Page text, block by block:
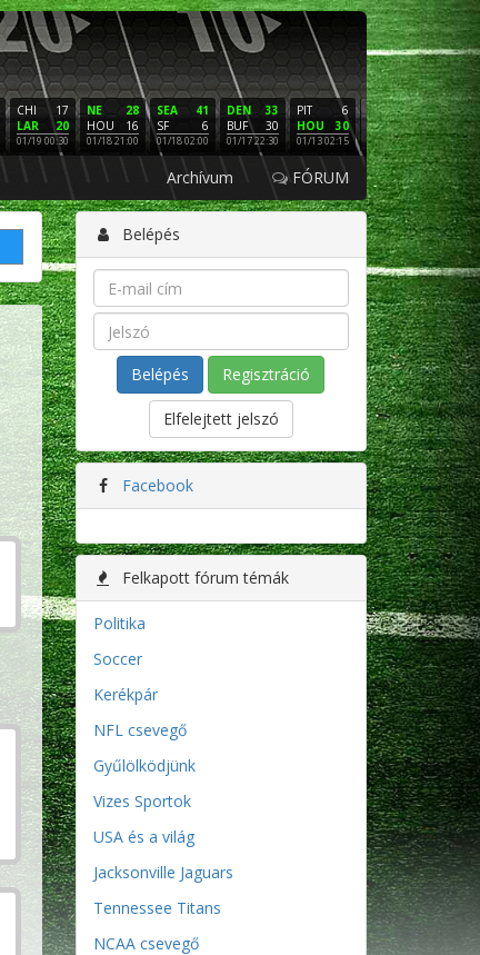
17
CHI
20
LAR
01/19 00:30
28
NE
16
HOU
01/18 21:00
41
SEA
6
SF
01/18 02:00
33
DEN
30
BUF
01/17 22:30
6
PIT
30
HOU
01/13 02:15
16
NE
3
LAC
01/12 02:00
PHI
SF
01/11
Archívum FÓRUM
Belépés
Regisztráció
Elfelejtett jelszó
Facebook
Felkapott fórum témák
Politika
Soccer
Kerékpár
NFL csevegő
Gyűlölködjünk
Vizes Sportok
USA és a világ
Jacksonville Jaguars
Tennessee Titans
NCAA csevegő